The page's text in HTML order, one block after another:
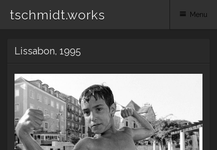
tschmidt.works Menu
content
Lissabon, 1995